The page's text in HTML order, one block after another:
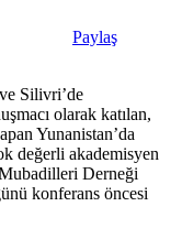
Paylaş
Silivri’de
olarak katılan,
Yunanistan’da
değerli akademisyen
Derneği
konferans öncesi